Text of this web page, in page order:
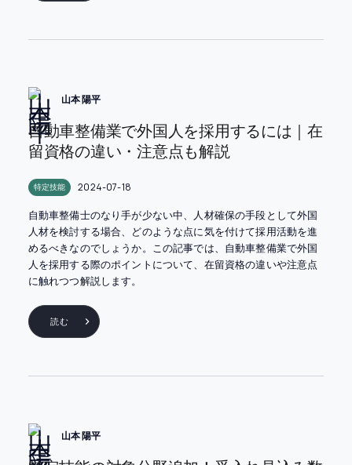
山本 陽平
自動車整備業で外国人を採用するには｜在
留資格の違い・注意点も解説
特定技能 2024-07-18
自動車整備士のなり手が少ない中、人材確保の手段として外国
人材を検討する場合、どのような点に気を付けて採用活動を進
めるべきなのでしょうか。この記事では、自動車整備業で外国
人を採用する際のポイントについて、在留資格の違いや注意点
に触れつつ解説します。
読む
山本 陽平